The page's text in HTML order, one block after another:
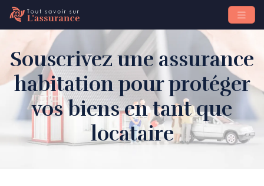
Souscrivez une assurance
habitation pour protéger
vos biens en tant que
locataire